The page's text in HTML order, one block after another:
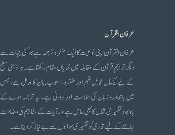
عرفان القرآن
عرفان القرآن اپنی نوعیت کا ایک منفرد ترجمہ ہے جو کئی جہات سے
دیگر تراجم قرآن کے مقابلہ میں نمایاں مقام رکھتا ہے۔ ہر ذہنی سطح
کے لیے یکساں قابل فہم اور منفرد اسلوب بیان کا حامل ہے، جس
میں بامحاورہ زبان کی سلاست اور روانی ہے۔ یہ ترجمہ ہونے کے
باوجود تفسیری شان کا بھی حامل ہے اور آیات کے مفاہیم کی وضاحت
جاننے کے لیے قاری کو تفسیری حوالوں سے بے نیاز کر دیتا ہے۔